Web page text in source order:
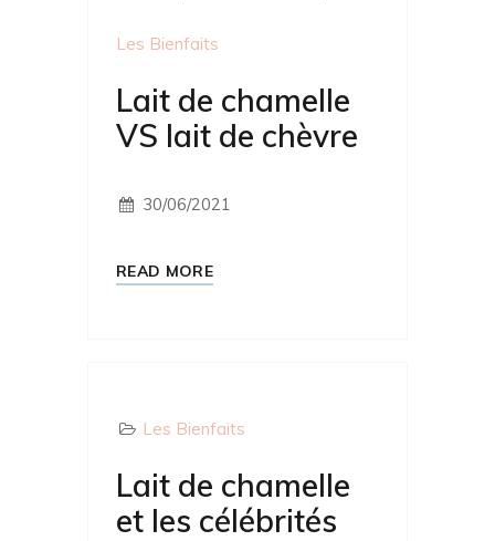
Les Bienfaits
Lait de chamelle
VS lait de chèvre
30/06/2021
READ MORE
Les Bienfaits
Lait de chamelle
et les célébrités